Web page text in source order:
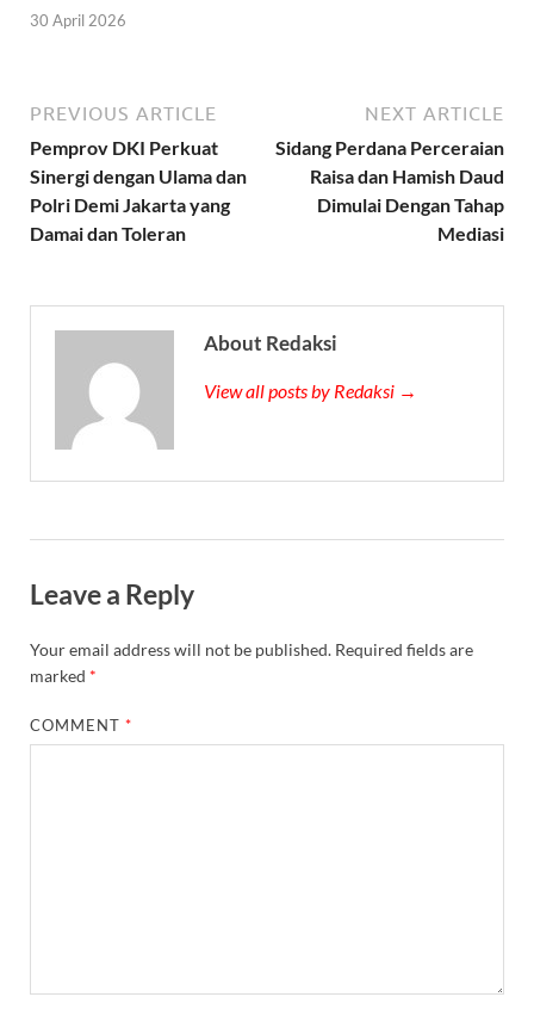
30 April 2026
PREVIOUS ARTICLE
Pemprov DKI Perkuat
Sinergi dengan Ulama dan
Polri Demi Jakarta yang
Damai dan Toleran
NEXT ARTICLE
Sidang Perdana Perceraian
Raisa dan Hamish Daud
Dimulai Dengan Tahap
Mediasi
About Redaksi
View all posts by Redaksi →
Leave a Reply
Your email address will not be published. Required fields are
marked *
COMMENT*